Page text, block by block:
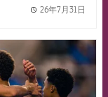
26年7月31日
badge